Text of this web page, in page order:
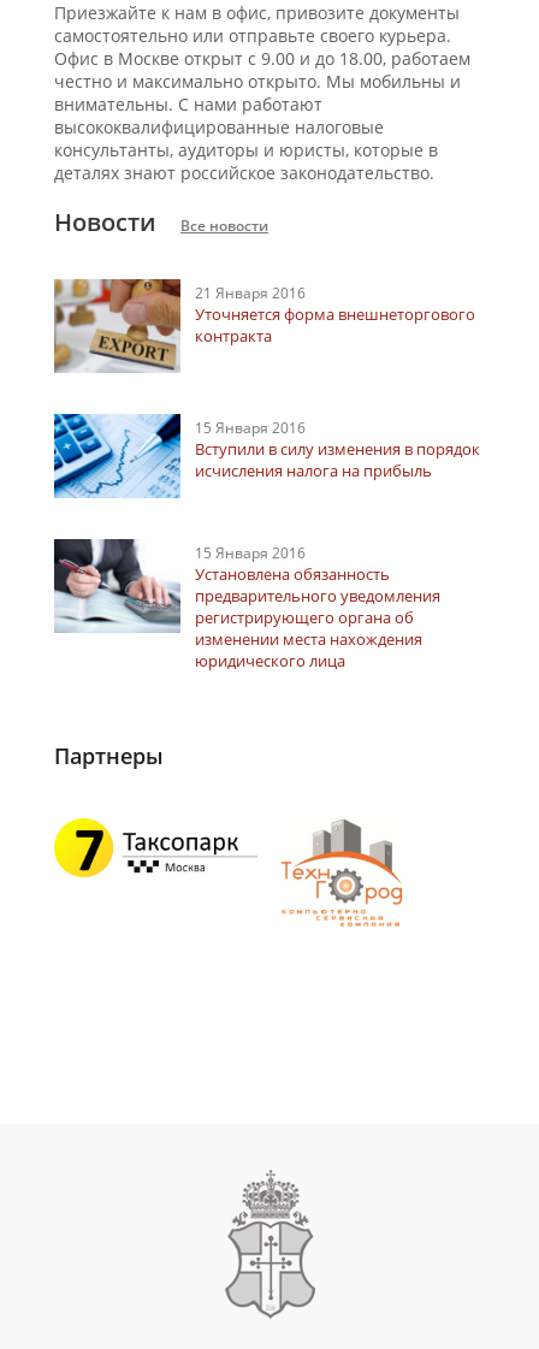
Приезжайте к нам в офис, привозите документы
самостоятельно или отправьте своего курьера.
Офис в Москве открыт с 9.00 и до 18.00, работаем
честно и максимально открыто. Мы мобильны и
внимательны. С нами работают
высококвалифицированные налоговые
консультанты, аудиторы и юристы, которые в
деталях знают российское законодательство.
Новости Все новости
21 Января 2016
Уточняется форма внешнеторгового
контракта
15 Января 2016
Вступили в силу изменения в порядок
исчисления налога на прибыль
15 Января 2016
Установлена обязанность
предварительного уведомления
регистрирующего органа об
изменении места нахождения
юридического лица
Партнеры